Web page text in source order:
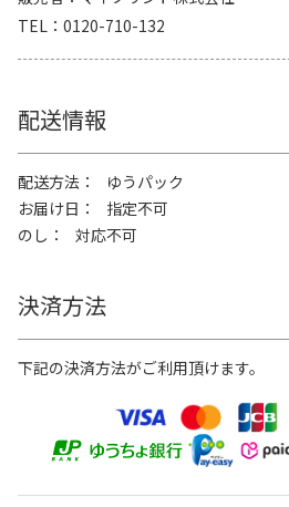
TEL
0120-710-132
配送情報
配送方法
ゆうパック
お届け日
指定不可
のし
対応不可
決済方法
下記の決済方法がご利用頂けます。